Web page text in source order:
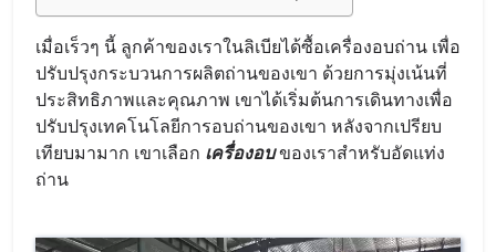
เมื่อเร็วๆ นี้ ลูกค้าของเราในลิเบียได้ซื้อเครื่องอบถ่าน เพื่อ
ปรับปรุงกระบวนการผลิตถ่านของเขา ด้วยการมุ่งเน้นที่
ประสิทธิภาพและคุณภาพ เขาได้เริ่มต้นการเดินทางเพื่อ
ปรับปรุงเทคโนโลยีการอบถ่านของเขา หลังจากเปรียบ
เทียบมามาก เขาเลือก เครื่องอบของเราสำหรับอัดแท่ง
ถ่าน